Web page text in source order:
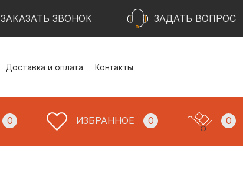
ЗАКАЗАТЬ ЗВОНОК ЗАДАТЬ ВОПРОС
Доставка и оплата Контакты
0 ИЗБРАННОЕ 0 0